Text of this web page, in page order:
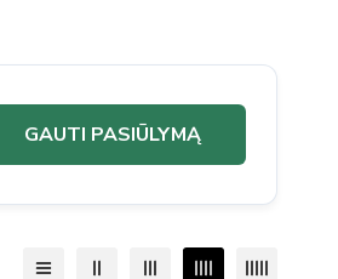
GAUTI PASIŪLYMĄ